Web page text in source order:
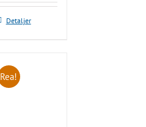
Detaljer
Rea!